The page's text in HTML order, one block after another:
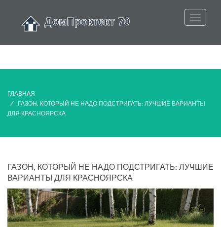
ГЛАВНАЯ
ГАЗОН, КОТОРЫЙ НЕ НАДО ПОДСТРИГАТЬ: ЛУЧШИЕ ВАРИАНТЫ
ДЛЯ КРАСНОЯРСКА
ГАЗОН, КОТОРЫЙ НЕ НАДО ПОДСТРИГАТЬ: ЛУЧШИЕ
ВАРИАНТЫ ДЛЯ КРАСНОЯРСКА